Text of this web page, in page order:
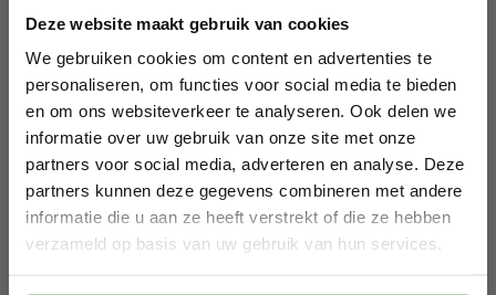
Deze website maakt gebruik van cookies
We gebruiken cookies om content en advertenties te
personaliseren, om functies voor social media te bieden
en om ons websiteverkeer te analyseren. Ook delen we
informatie over uw gebruik van onze site met onze
partners voor social media, adverteren en analyse. Deze
partners kunnen deze gegevens combineren met andere
informatie die u aan ze heeft verstrekt of die ze hebben
verzameld op basis van uw gebruik van hun services.
Netto gewicht: 4 kg
Leveringsomvang:
1 x Kerstboom
1 x Staan
Specificaties
Artikelnummer
CM22054
EAN
0736542242898
Bij 2dekansje.com profiteer je van
kortingen tot wel 70%.
Laat ons weten wanneer je jarig bent